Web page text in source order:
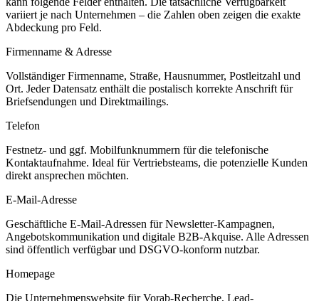
variiert je nach Unternehmen – die Zahlen oben zeigen die exakte
Abdeckung pro Feld.
Firmenname & Adresse
Vollständiger Firmenname, Straße, Hausnummer, Postleitzahl und
Ort. Jeder Datensatz enthält die postalisch korrekte Anschrift für
Briefsendungen und Direktmailings.
Telefon
Festnetz- und ggf. Mobilfunknummern für die telefonische
Kontaktaufnahme. Ideal für Vertriebsteams, die potenzielle Kunden
direkt ansprechen möchten.
E-Mail-Adresse
Geschäftliche E-Mail-Adressen für Newsletter-Kampagnen,
Angebotskommunikation und digitale B2B-Akquise. Alle Adressen
sind öffentlich verfügbar und DSGVO-konform nutzbar.
Homepage
Die Unternehmenswebsite für Vorab-Recherche, Lead-